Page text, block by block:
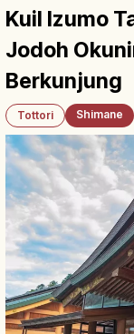
Kuil Izumo
Jodoh
Berkunjung
Tottori Shimane